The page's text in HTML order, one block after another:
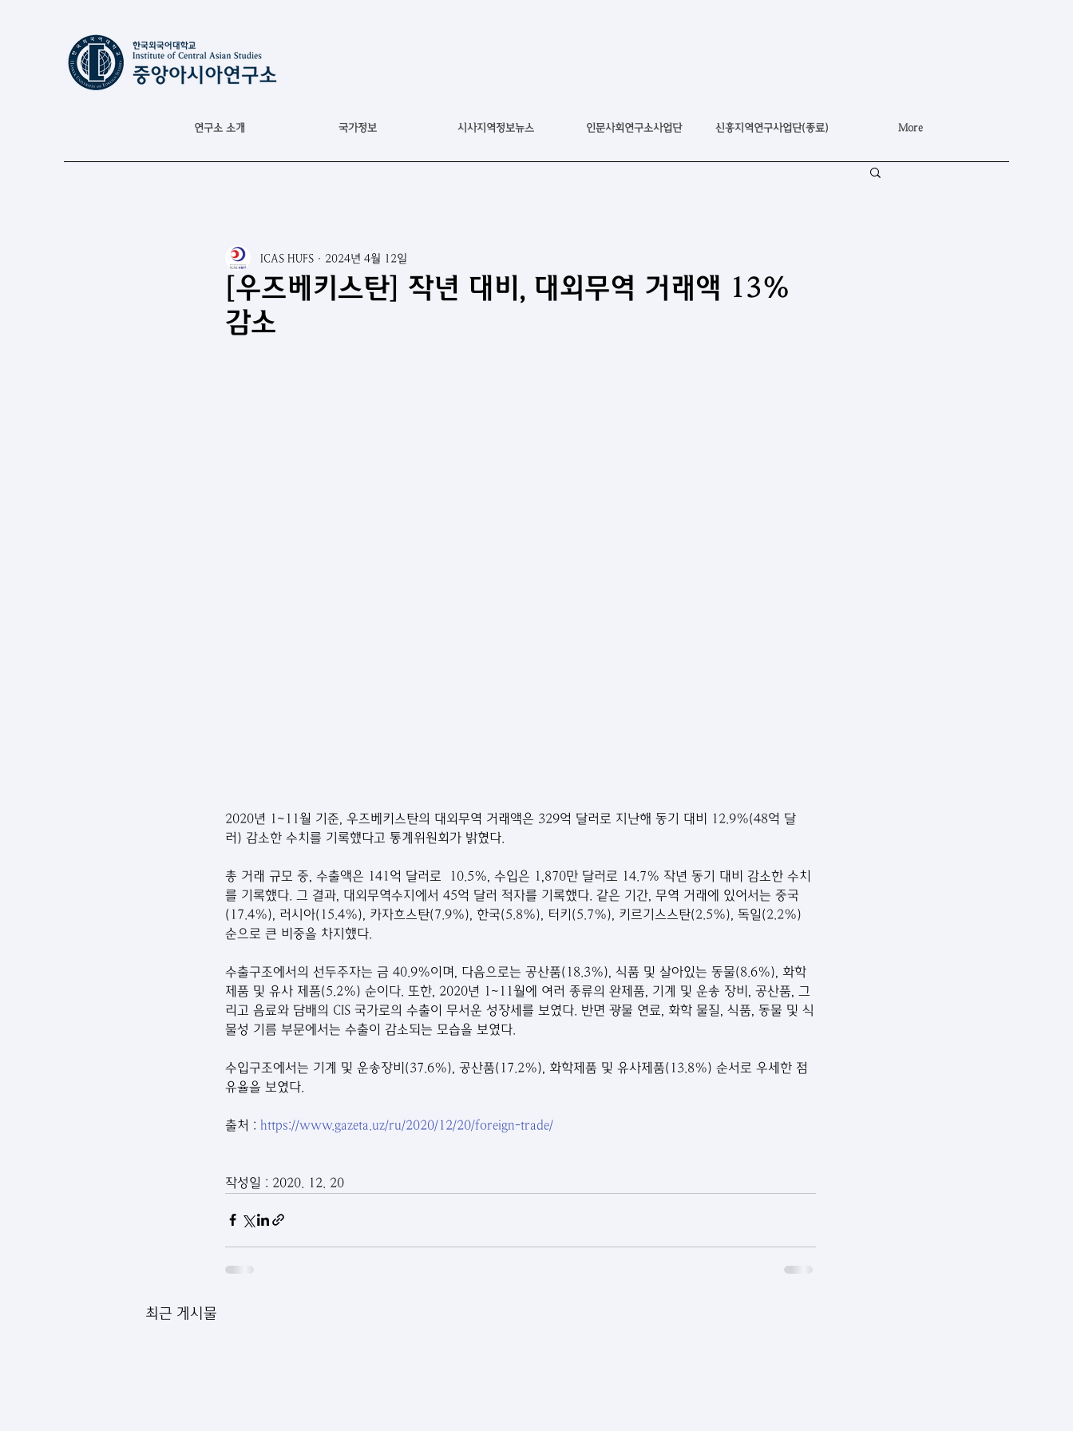
연구소 소개 국가정보 시사지역정보뉴스 인문사회연구소사업단 신흥지역연구사업단(종료) More
[우즈베키스탄] 작년 대비, 대외무역 거래액 13%
감소
ICAS HUFS 2024년 4월 12일
2020년 1~11월 기준, 우즈베키스탄의 대외무역 거래액은 329억 달러로 지난해 동기 대비 12.9%(48억 달
러) 감소한 수치를 기록했다고 통계위원회가 밝혔다.
총 거래 규모 중, 수출액은 141억 달러로  10.5%, 수입은 1,870만 달러로 14.7% 작년 동기 대비 감소한 수치
를 기록했다. 그 결과, 대외무역수지에서 45억 달러 적자를 기록했다. 같은 기간, 무역 거래에 있어서는 중국
(17.4%), 러시아(15.4%), 카자흐스탄(7.9%), 한국(5.8%), 터키(5.7%), 키르기스스탄(2.5%), 독일(2.2%)
순으로 큰 비중을 차지했다.
수출구조에서의 선두주자는 금 40.9%이며, 다음으로는 공산품(18.3%), 식품 및 살아있는 동물(8.6%), 화학
제품 및 유사 제품(5.2%) 순이다. 또한, 2020년 1~11월에 여러 종류의 완제품, 기계 및 운송 장비, 공산품, 그
리고 음료와 담배의 CIS 국가로의 수출이 무서운 성장세를 보였다. 반면 광물 연료, 화학 물질, 식품, 동물 및 식
물성 기름 부문에서는 수출이 감소되는 모습을 보였다.
수입구조에서는 기계 및 운송장비(37.6%), 공산품(17.2%), 화학제품 및 유사제품(13.8%) 순서로 우세한 점
유율을 보였다.
출처 : https://www.gazeta.uz/ru/2020/12/20/foreign-trade/
작성일 : 2020. 12. 20
최근 게시물